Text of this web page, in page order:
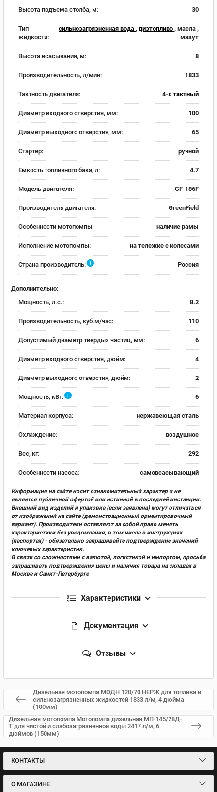
Высота подъема столба, м: 30
Тип
жидкости:
сильнозагрязненная вода , дизтопливо , масла ,
мазут
Высота всасывания, м: 8
Производительность, л/мин: 1833
Тактность двигателя: 4-х тактный
Диаметр входного отверстия, мм: 100
Диаметр выходного отверстия, мм: 65
Стартер: ручной
Емкость топливного бака, л: 4.7
Модель двигателя: GF-186F
Производитель двигателя: GreenField
Особенности мотопомпы: наличие рамы
Исполнение мотопомпы: на тележке с колесами
Страна производитель: i Россия
Дополнительно:
Мощность, л.с.:
8.2
Производительность, куб.м/час: 110
Допустимый диаметр твердых частиц, мм: 6
Диаметр входного отверстия, дюйм: 4
Диаметр выходного отверстия, дюйм: 2
Мощность, кВт: i 6
Материал корпуса: нержавеющая сталь
Охлаждение: воздушное
Вес, кг: 292
Особенности насоса: самовсасывающий
Информация на сайте носит ознакомительный характер и не
является публичной офертой или истинной в последней инстанции.
Внешний вид изделий и упаковка (если заявлена) могут отличаться
от изображений на сайте (демонстрационный ориентировочный
вариант). Производители оставляют за собой право менять
характеристики без уведомления, в том числе в инструкциях
(паспортах) - обязательно запрашивайте подтверждение значений
ключевых характеристик.
В связи со сложностями с валютой, логистикой и импортом, просьба
запрашивать подтверждения цены и наличия товара на складах в
Москве и Санкт-Петербурге
Характеристики
Документация
Отзывы
Дизельная мотопомпа МОДН 120/70 НЕРЖ для топлива и
сильнозагрязненных жидкостей 1833 л/м, 4 дюйма
(100мм)
Дизельная мотопомпа Мотопомпа дизельная МП-145/28Д-
Т для чистой и слабозагрязненной воды 2417 л/м, 6
дюймов (150мм)
КОНТАКТЫ
О МАГАЗИНЕ